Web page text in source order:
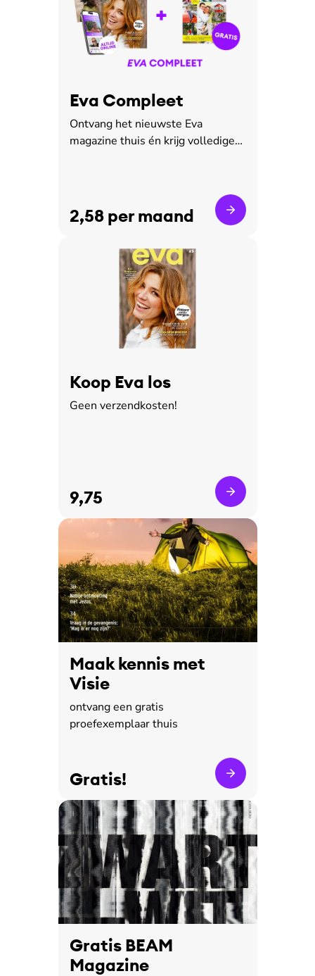
Eva Compleet
Ontvang het nieuwste Eva
magazine thuis én krijg volledige
2,58 per maand
Koop Eva los
Geen verzendkosten!
9,75
Maak kennis met
Visie
ontvang een gratis
proefexemplaar thuis
Gratis!
Gratis BEAM
Magazine